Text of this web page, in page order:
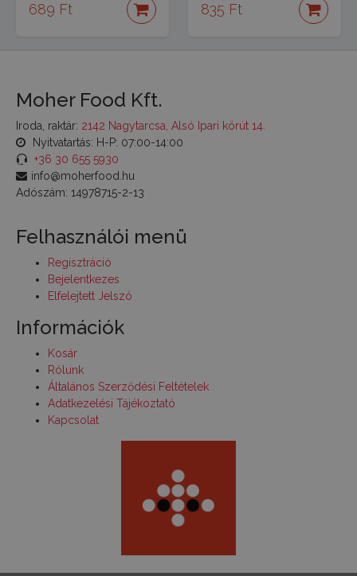
689 Ft 835 Ft
Moher Food Kft.
Iroda, raktár: 2142 Nagytarcsa, Alsó Ipari körút 14.
Nyitvatartás: H-P: 07:00-14:00
+36 30 655 5930
info@moherfood.hu
Adószám: 14978715-2-13
Felhasználói menü
Regisztráció
Bejelentkezes
Elfelejtett Jelszó
Információk
Kosár
Rólunk
Általános Szerződési Feltételek
Adatkezelési Tájékoztató
Kapcsolat